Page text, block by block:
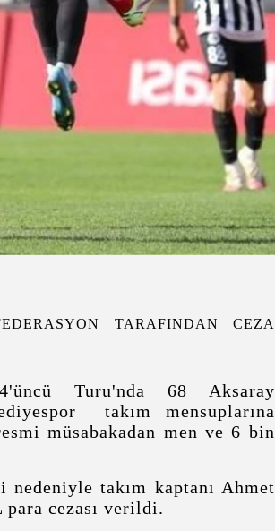
TARAFINDAN CEZA
Turu'nda 68 Aksaray
takım mensuplarına
müsabakadan men ve 6 bin
takım kaptanı Ahmet
cezası verildi.